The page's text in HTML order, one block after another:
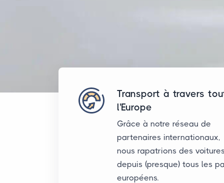
Transport à travers
l'Europe
Grâce à notre réseau de
partenaires internationaux,
nous rapatrions des voitures
depuis (presque) tous les
européens.